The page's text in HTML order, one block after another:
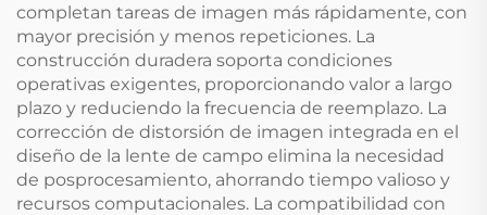
completan tareas de imagen más rápidamente, con
mayor precisión y menos repeticiones. La
construcción duradera soporta condiciones
operativas exigentes, proporcionando valor a largo
plazo y reduciendo la frecuencia de reemplazo. La
corrección de distorsión de imagen integrada en el
diseño de la lente de campo elimina la necesidad
de posprocesamiento, ahorrando tiempo valioso y
recursos computacionales. La compatibilidad con